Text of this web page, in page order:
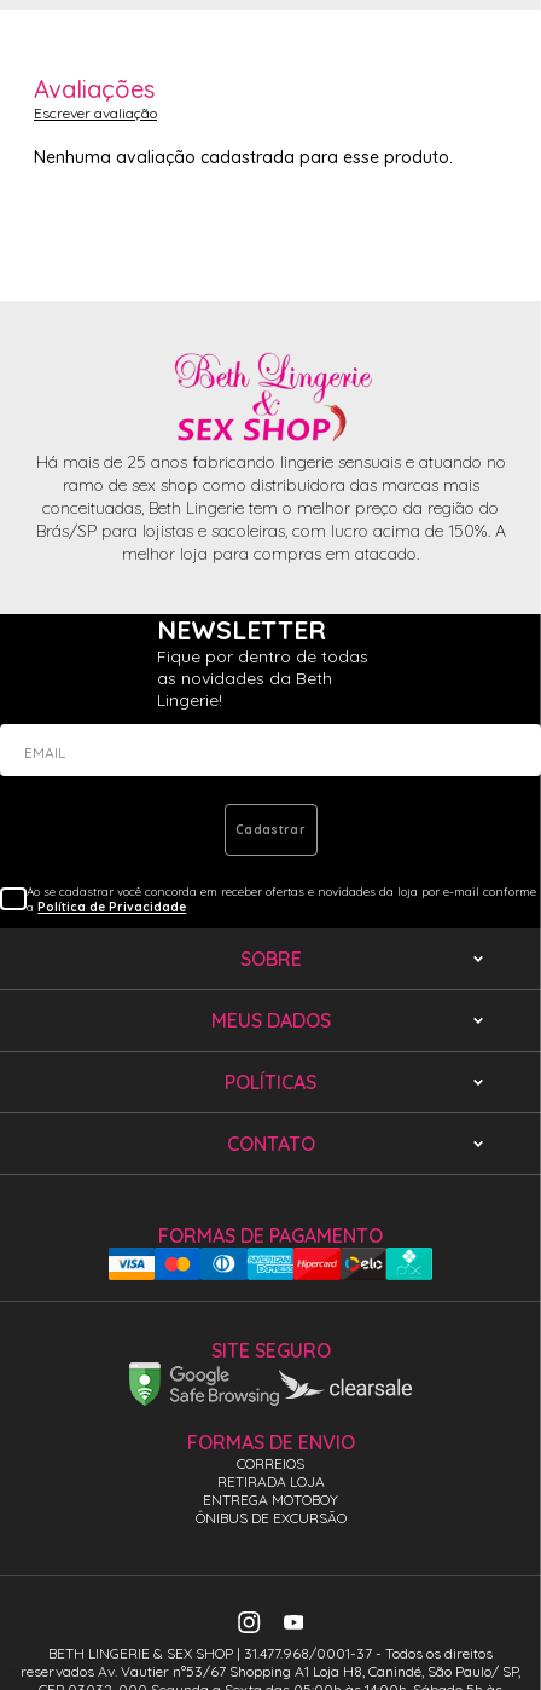
Avaliações
Escrever avaliação
Nenhuma avaliação cadastrada para esse produto.
Há mais de 25 anos fabricando lingerie sensuais e atuando no
ramo de sex shop como distribuidora das marcas mais
conceituadas, Beth Lingerie tem o melhor preço da região do
Brás/SP para lojistas e sacoleiras, com lucro acima de 150%. A
melhor loja para compras em atacado.
NEWSLETTER
Fique por dentro de todas
as novidades da Beth
Lingerie!
EMAIL
Cadastrar
Ao se cadastrar você concorda em receber ofertas e novidades da loja por e-mail conforme
aPolítica de Privacidade
SOBRE
MEUS DADOS
POLÍTICAS
CONTATO
SITE SEGURO
FORMAS DE PAGAMENTO
FORMAS DE ENVIO
CORREIOS
RETIRADA LOJA
ENTREGA MOTOBOY
ÔNIBUS DE EXCURSÃO
BETH LINGERIE & SEX SHOP | 31.477.968/0001-37 - Todos os direitos
reservados Av. Vautier n°53/67 Shopping A1 Loja H8, Canindé, São Paulo/ SP,